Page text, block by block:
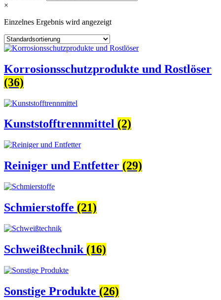
×
Einzelnes Ergebnis wird angezeigt
Korrosionsschutzprodukte und Rostlöser
(36)
Kunststofftrennmittel (2)
Reiniger und Entfetter (29)
Schmierstoffe (21)
Schweißtechnik (16)
Sonstige Produkte (26)